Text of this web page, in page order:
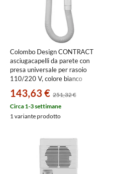
Colombo Design CONTRACT
asciugacapelli da parete con
presa universale per rasoio
110/220 V, colore bianco
143,63 € 251,32 €
Circa 1-3 settimane
1 variante prodotto